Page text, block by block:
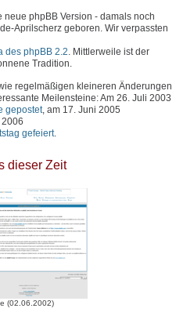
phpBB Version - damals noch
Aprilscherz geboren. Wir verpassten
des phpBB 2.2. Mittlerweile ist der
Tradition.
regelmäßigen kleineren Änderungen
Meilensteine: Am 26. Juli 2003
gepostet, am 17. Juni 2005
gefeiert.
dieser Zeit
(02.06.2002)